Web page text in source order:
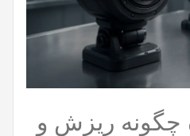
چگونه ریزش و